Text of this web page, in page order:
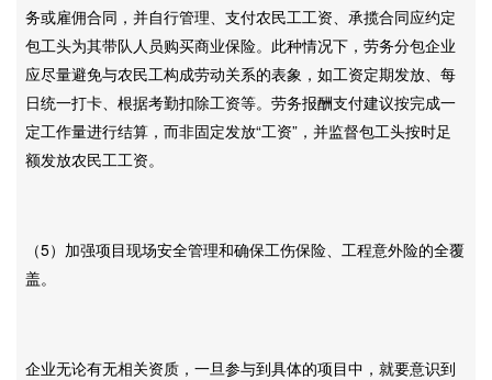
务或雇佣合同，并自行管理、支付农民工工资、承揽合同应约定
包工头为其带队人员购买商业保险。此种情况下，劳务分包企业
应尽量避免与农民工构成劳动关系的表象，如工资定期发放、每
日统一打卡、根据考勤扣除工资等。劳务报酬支付建议按完成一
定工作量进行结算，而非固定发放“工资”，并监督包工头按时足
额发放农民工工资。
（5）加强项目现场安全管理和确保工伤保险、工程意外险的全覆
盖。
企业无论有无相关资质，一旦参与到具体的项目中，就要意识到